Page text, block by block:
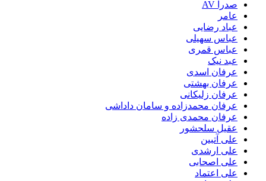
صدرا AV
عامر
عباد رضایی
عباس سهیلی
عباس قمری
عبد نیک
عرفان اسدی
عرفان بهشتی
عرفان زلیکانی
عرفان محمدزاده و سامان داداشی
عرفان محمدی زاده
عقیل سلحشور
علی آتبین
علی ارشدی
علی اصحابی
علی اعتماد